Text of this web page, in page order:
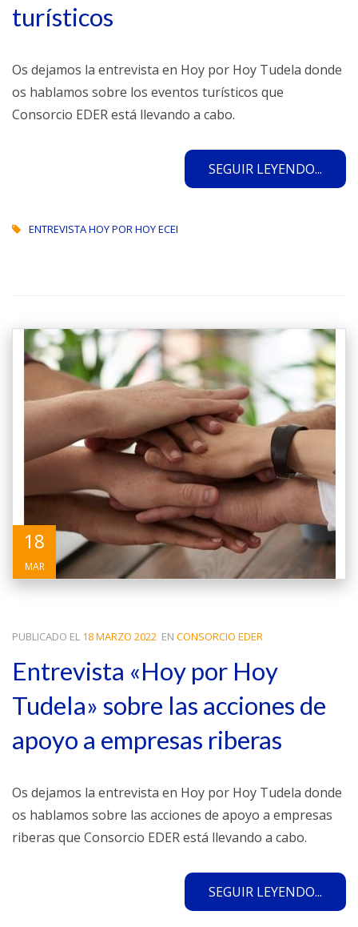
turísticos
Os dejamos la entrevista en Hoy por Hoy Tudela donde
os hablamos sobre los eventos turísticos que
Consorcio EDER está llevando a cabo.
SEGUIR LEYENDO...
ENTREVISTA HOY POR HOY ECEI
18
MAR
PUBLICADO EL 18 MARZO 2022 EN CONSORCIO EDER
Entrevista «Hoy por Hoy
Tudela» sobre las acciones de
apoyo a empresas riberas
Os dejamos la entrevista en Hoy por Hoy Tudela donde
os hablamos sobre las acciones de apoyo a empresas
riberas que Consorcio EDER está llevando a cabo.
SEGUIR LEYENDO...